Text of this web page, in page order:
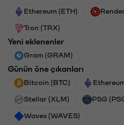
Ethereum (ETH)
Tron (TRX)
Yeni eklenenler
Gram (GRAM)
Günün öne çıkanları
Bitcoin (BTC)
Stellar (XLM) PSG
Waves (WAVES)